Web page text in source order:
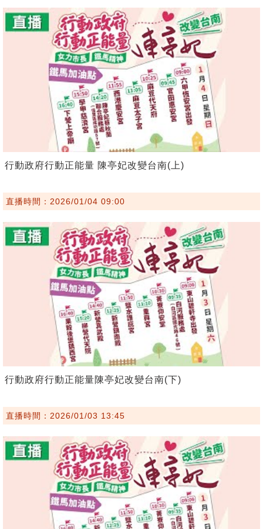
行動政府行動正能量 陳亭妃改變台南(上)
直播時間：2026/01/04 09:00
行動政府行動正能量陳亭妃改變台南(下)
直播時間：2026/01/03 13:45